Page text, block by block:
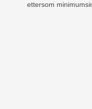
ettersom